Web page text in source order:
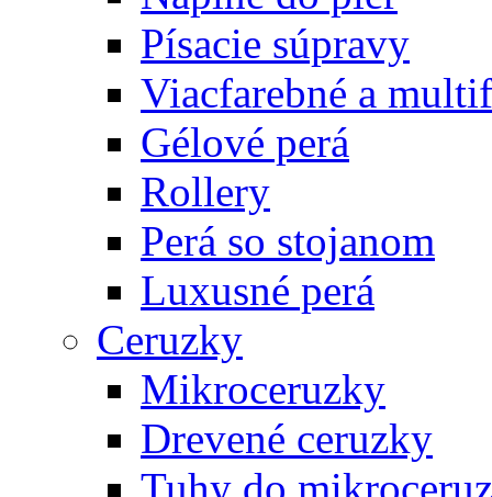
Písacie súpravy
Viacfarebné a
Gélové perá
Rollery
Perá so stojanom
Luxusné perá
Ceruzky
Mikroceruzky
Drevené ceruzky
Tuhy do